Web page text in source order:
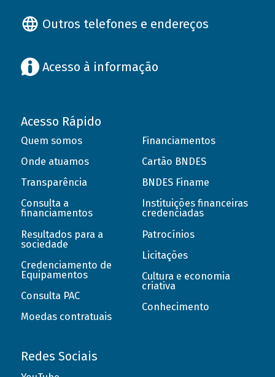
Outros telefones e endereços
Acesso à informação
Acesso Rápido
Quem somos
Onde atuamos
Transparência
Consulta a
financiamentos
Resultados para a
sociedade
Credenciamento de
Equipamentos
Consulta PAC
Moedas contratuais
Financiamentos
Cartão BNDES
BNDES Finame
Instituições financeiras
credenciadas
Patrocínios
Licitações
Cultura e economia
criativa
Conhecimento
Redes Sociais